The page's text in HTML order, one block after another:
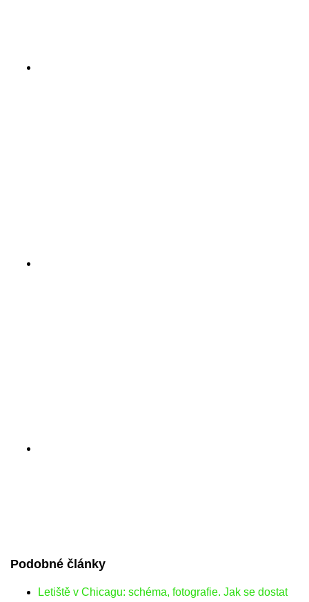
Podobné články
Letiště v Chicagu: schéma, fotografie. Jak se dostat